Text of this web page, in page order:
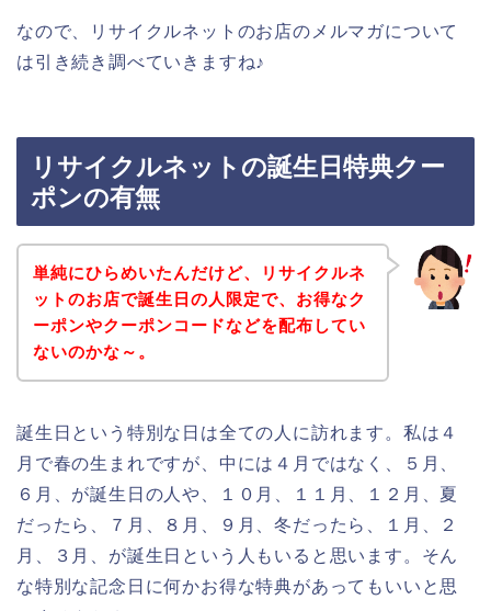
なので、リサイクルネットのお店のメルマガについて
は引き続き調べていきますね♪
リサイクルネットの誕生日特典クー
ポンの有無
単純にひらめいたんだけど、リサイクルネ
ットのお店で誕生日の人限定で、お得なク
ーポンやクーポンコードなどを配布してい
ないのかな～。
誕生日という特別な日は全ての人に訪れます。私は４
月で春の生まれですが、中には４月ではなく、５月、
６月、が誕生日の人や、１０月、１１月、１２月、夏
だったら、７月、８月、９月、冬だったら、１月、２
月、３月、が誕生日という人もいると思います。そん
な特別な記念日に何かお得な特典があってもいいと思